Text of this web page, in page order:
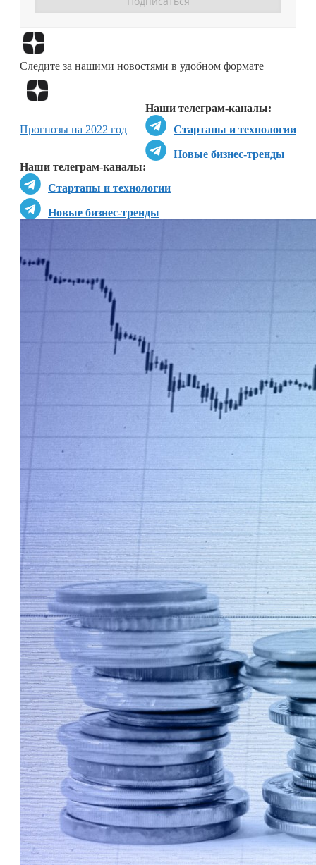
Следите за нашими новостями в удобном формате
Наши телеграм-каналы:
Стартапы и технологии
Новые бизнес-тренды
Наши телеграм-каналы:
Стартапы и технологии
Новые бизнес-тренды
Прогнозы на 2022 год